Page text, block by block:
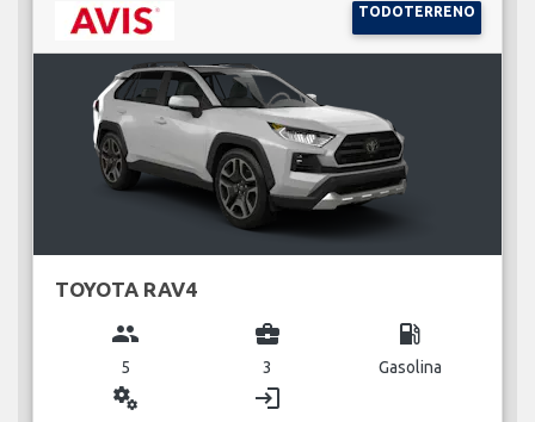
TODOTERRENO
TOYOTA RAV4
group
5
business_center
3
local_gas_station
Gasolina
miscellaneous_services login